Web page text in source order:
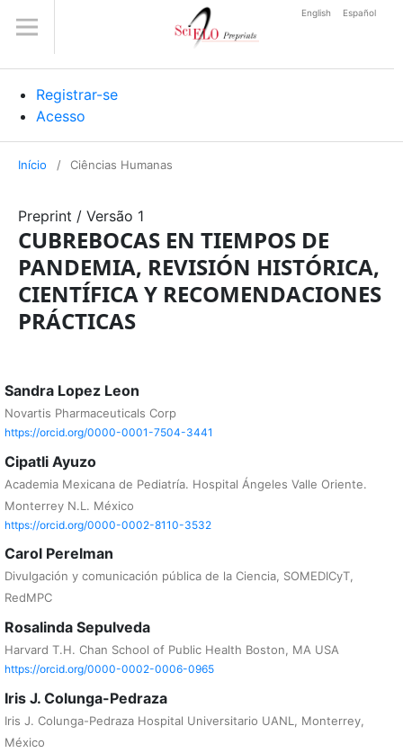
Registrar-se
Acesso
English Español
Início / Ciências Humanas
Preprint / Versão 1
CUBREBOCAS EN TIEMPOS DE
PANDEMIA, REVISIÓN HISTÓRICA,
CIENTÍFICA Y RECOMENDACIONES
PRÁCTICAS
Sandra Lopez Leon
Novartis Pharmaceuticals Corp
https://orcid.org/0000-0001-7504-3441
Cipatli Ayuzo
Academia Mexicana de Pediatría. Hospital Ángeles Valle Oriente.
Monterrey N.L. México
https://orcid.org/0000-0002-8110-3532
Carol Perelman
Divulgación y comunicación pública de la Ciencia, SOMEDICyT,
RedMPC
Rosalinda Sepulveda
Harvard T.H. Chan School of Public Health Boston, MA USA
https://orcid.org/0000-0002-0006-0965
Iris J. Colunga-Pedraza
Iris J. Colunga-Pedraza Hospital Universitario UANL, Monterrey,
México